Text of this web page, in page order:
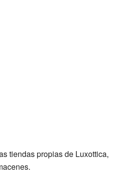
tiendas propias de Luxottica,